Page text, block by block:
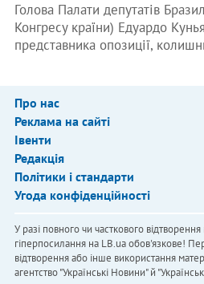
Голова Палати депутатів
Конгресу країни) Едуардо
представника опозиції,
Про нас
Реклама на сайті
Івенти
Редакція
Політики і стандарти
Угода конфіденційності
У разі повного чи часткового
гіперпосилання на LB.ua обов'язкове!
відтворення або інше використання
агентство "Українськi Новини" й